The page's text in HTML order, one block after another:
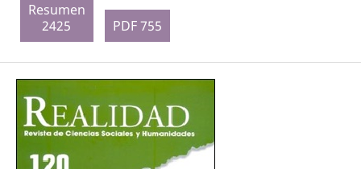
Resumen
2425
PDF 755